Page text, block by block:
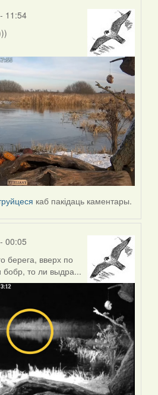
11:54
каб пакідаць каментары.
00:05
берега, вверх по
то ли выдра...